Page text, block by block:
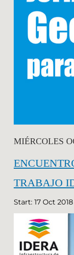
MIÉRCOLES
TRABAJO
Start: 17 Oct 2018